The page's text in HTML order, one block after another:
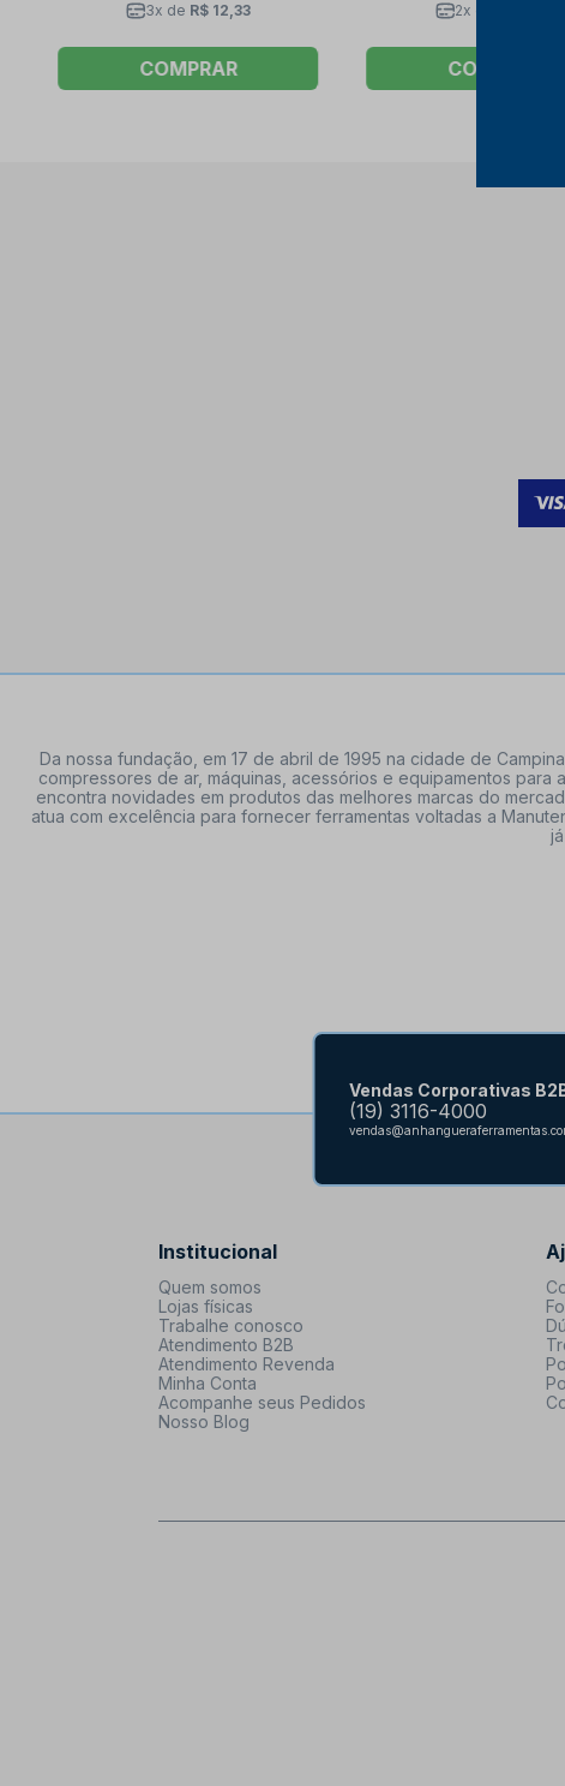
3x de R$ 12,33
COMPRAR
2x de
COMPRAR
Da nossa fundação, em 17 de abril de 1995 na cidade de
compressores de ar, máquinas, acessórios e equipamentos
encontra novidades em produtos das melhores marcas do
atua com excelência para fornecer ferramentas voltadas a
Vendas Corporativas
(19) 3116-4000
Institucional
Quem somos
Lojas físicas
Trabalhe conosco
Atendimento B2B
Atendimento Revenda
Minha Conta
Acompanhe seus Pedidos
Nosso Blog